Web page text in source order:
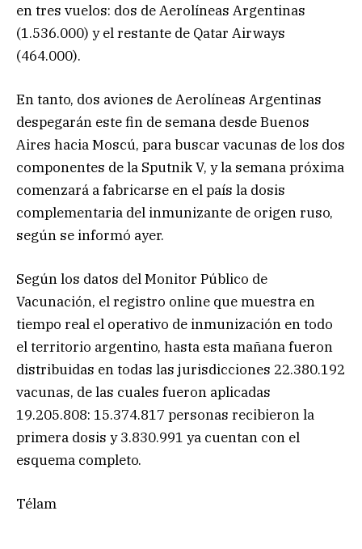
en tres vuelos: dos de Aerolíneas Argentinas
(1.536.000) y el restante de Qatar Airways
(464.000).
En tanto, dos aviones de Aerolíneas Argentinas
despegarán este fin de semana desde Buenos
Aires hacia Moscú, para buscar vacunas de los dos
componentes de la Sputnik V, y la semana próxima
comenzará a fabricarse en el país la dosis
complementaria del inmunizante de origen ruso,
según se informó ayer.
Según los datos del Monitor Público de
Vacunación, el registro online que muestra en
tiempo real el operativo de inmunización en todo
el territorio argentino, hasta esta mañana fueron
distribuidas en todas las jurisdicciones 22.380.192
vacunas, de las cuales fueron aplicadas
19.205.808: 15.374.817 personas recibieron la
primera dosis y 3.830.991 ya cuentan con el
esquema completo.
Télam